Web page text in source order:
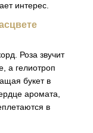
интерес.
Роза звучит
а гелиотроп
букет в
аромата,
в